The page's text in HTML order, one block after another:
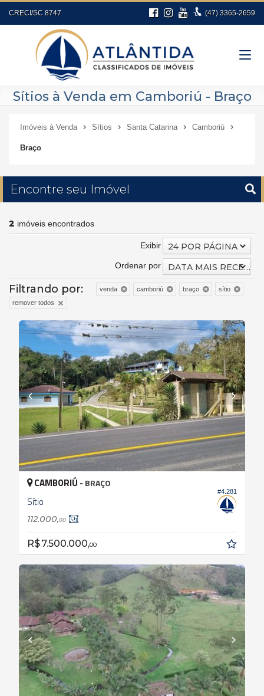
CRECI/SC 8747 (47) 3365-2659
Sítios à Venda em Camboriú - Braço
Imóveis à Venda Sítios Santa Catarina Camboriú
Braço
Encontre seu Imóvel
2 imóveis encontrados
Exibir 24 POR PÁGINA
Ordenar por DATA MAIS RECENTE
Filtrando por: venda camboriú braço
sítio
remover todos
#4.281
CAMBORIÚ - BRAÇO
Sítio
112.000,00
R$ 7.500.000,00